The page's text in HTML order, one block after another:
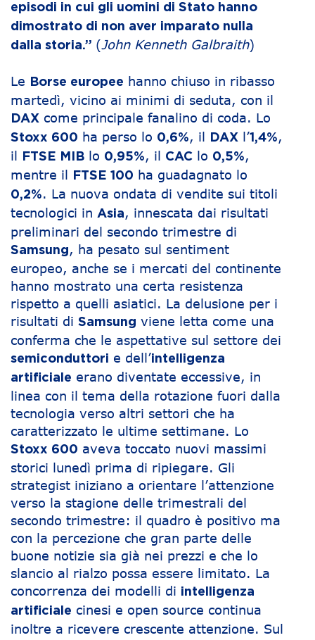
episodi in cui gli uomini di Stato hanno
dimostrato di non aver imparato nulla
dalla storia.” (John Kenneth Galbraith)
Le Borse europee hanno chiuso in ribasso
martedì, vicino ai minimi di seduta, con il
DAX come principale fanalino di coda. Lo
Stoxx 600 ha perso lo 0,6%, il DAX l’1,4%,
il
FTSE MIB lo 0,95%, il CAC lo 0,5%,
mentre il
FTSE 100 ha guadagnato lo
0,2%. La nuova ondata di vendite sui titoli
tecnologici in Asia, innescata dai risultati
preliminari del secondo trimestre di
Samsung, ha pesato sul sentiment
europeo, anche se i mercati del continente
hanno mostrato una certa resistenza
rispetto a quelli asiatici. La delusione per i
risultati di Samsung viene letta come una
conferma che le aspettative sul settore dei
semiconduttori e dell’intelligenza
artificiale erano diventate eccessive, in
linea con il tema della rotazione fuori dalla
tecnologia verso altri settori che ha
caratterizzato le ultime settimane. Lo
Stoxx 600 aveva toccato nuovi massimi
storici lunedì prima di ripiegare. Gli
strategist iniziano a orientare l’attenzione
verso la stagione delle trimestrali del
secondo trimestre: il quadro è positivo ma
con la percezione che gran parte delle
buone notizie sia già nei prezzi e che lo
slancio al rialzo possa essere limitato. La
concorrenza dei modelli di intelligenza
artificiale cinesi e open source continua
inoltre a ricevere crescente attenzione. Sul